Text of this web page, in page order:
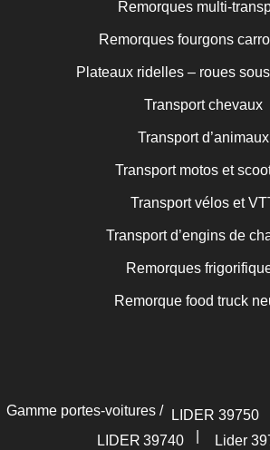
Remorques multi-
Remorques fourgons
Plateaux ridelles – roues
Transport chevaux
Transport d’animaux
Transport motos et
Transport vélos et
Transport d’engins de
Remorques
Remorque food truck
Gamme portes-voitures / LIDER 39750
LIDER 39740
Lider